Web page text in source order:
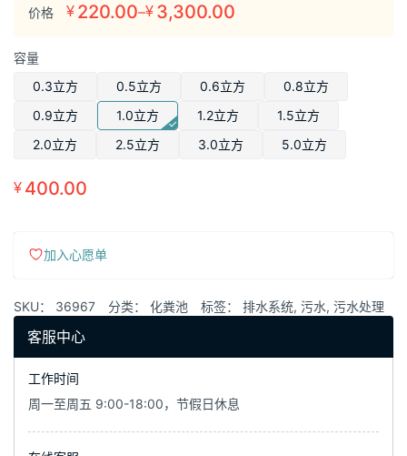
价格 ¥ 220.00–¥ 3,300.00
价
范
围：
¥220.00
¥3,300.00
容量
0.3立方
0.5立方 0.6立方
0.8立方
0.9立方
1.0立方 1.2立方
1.5立方
2.0立方
2.5立方 3.0立方 5.0立方
¥ 400.00
加入心愿单
SKU： 36967 分类： 化粪池 标签： 排水系统, 污水, 污水处理
客服中心
工作时间
周一至周五 9:00-18:00，节假日休息